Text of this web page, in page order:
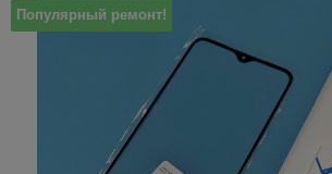
Популярный ремонт!